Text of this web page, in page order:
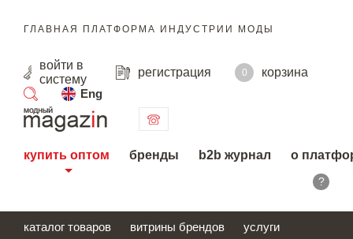
ГЛАВНАЯ ПЛАТФОРМА ИНДУСТРИИ МОДЫ
войти в
систему
регистрация 0
корзина
Eng
поиск
купить оптом бренды b2b журнал о
?
каталог товаров витрины брендов услуги